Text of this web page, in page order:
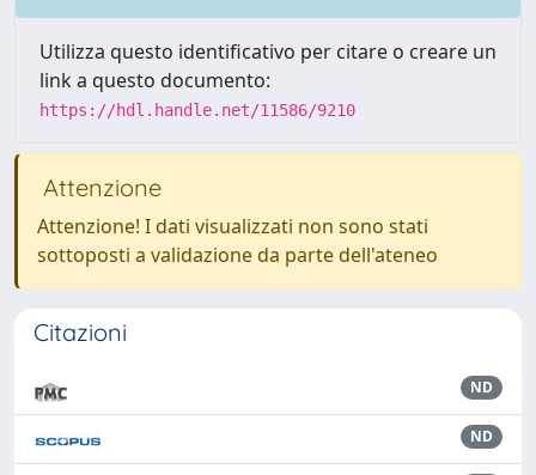
Utilizza questo identificativo per citare o creare un
link a questo documento:
https://hdl.handle.net/11586/9210
Attenzione
Attenzione! I dati visualizzati non sono stati
sottoposti a validazione da parte dell'ateneo
Citazioni
ND
ND